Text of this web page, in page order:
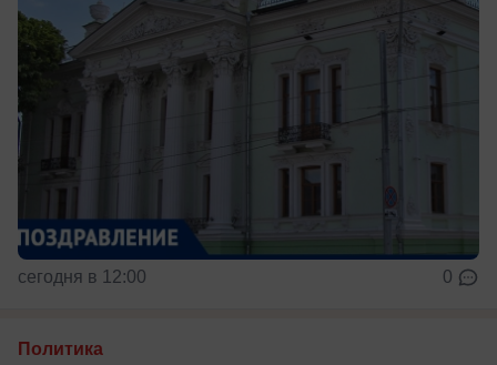
сегодня в 12:00 0
Политика